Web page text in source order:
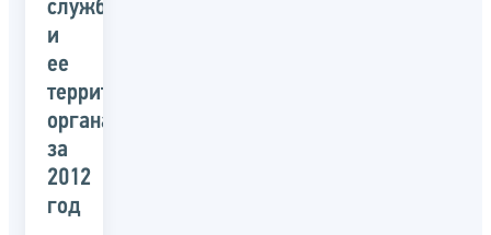
службой
и
ее
территориальными
органами
за
2012
год